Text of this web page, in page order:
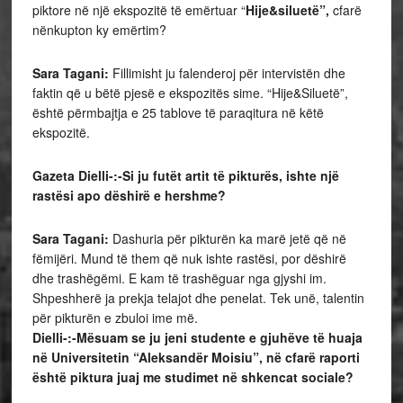
piktore në një ekspozitë të emërtuar “Hije&siluetë”, cfarë
nënkupton ky emërtim?
Sara Tagani: Fillimisht ju falenderoj për intervistën dhe
faktin që u bëtë pjesë e ekspozitës sime. “Hije&Siluetë”,
është përmbajtja e 25 tablove të paraqitura në këtë
ekspozitë.
Gazeta Dielli-:-Si ju futët artit të pikturës, ishte një
rastësi apo dëshirë e hershme?
Sara Tagani: Dashuria për pikturën ka marë jetë që në
fëmijëri. Mund të them që nuk ishte rastësi, por dëshirë
dhe trashëgëmi. E kam të trashëguar nga gjyshi im.
Shpeshherë ja prekja telajot dhe penelat. Tek unë, talentin
për pikturën e zbuloi ime më.
Dielli-:-Mësuam se ju jeni studente e gjuhëve të huaja
në Universitetin “Aleksandër Moisiu”, në cfarë raporti
është piktura juaj me studimet në shkencat sociale?